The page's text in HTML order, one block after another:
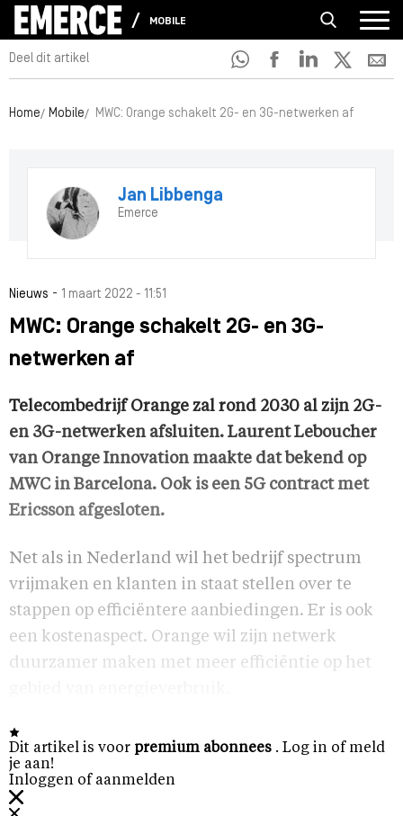
MOBILE
Deel dit artikel
Home Mobile MWC: Orange schakelt 2G- en 3G-netwerken af
Jan Libbenga
Emerce
Nieuws - 1 maart 2022 - 11:51
MWC: Orange schakelt 2G- en 3G-
netwerken af
Telecombedrijf Orange zal rond 2030 al zijn 2G-
en 3G-netwerken afsluiten. Laurent Leboucher
van Orange Innovation maakte dat bekend op
MWC in Barcelona. Ook is een 5G contract met
Ericsson afgesloten.
Net als in Nederland wil het bedrijf spectrum
vrijmaken en klanten in staat stellen over te
stappen op efficiëntere aanbiedingen. Er is ook
een kostenaspect. Orange wil zijn netwerk
duurzamer maken met meer efficiëntie op het
Dit artikel is voor premium abonnees . Log in of meld
je aan!
Inloggen of aanmelden